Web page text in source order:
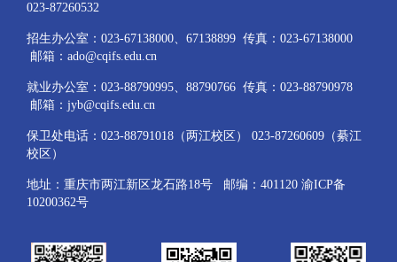
023-87260532
招生办公室：023-67138000、67138899 传真：023-67138000
邮箱：ado@cqifs.edu.cn
就业办公室：023-88790995、88790766 传真：023-88790978
邮箱：jyb@cqifs.edu.cn
保卫处电话：023-88791018（两江校区） 023-87260609（綦江
校区）
地址：重庆市两江新区龙石路18号 邮编：401120 渝ICP备
10200362号